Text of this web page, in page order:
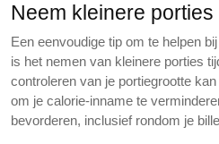
Neem kleinere porties
Een eenvoudige tip om te helpen
is het nemen van kleinere porties
controleren van je portiegrootte
om je calorie-inname te
bevorderen, inclusief rondom je